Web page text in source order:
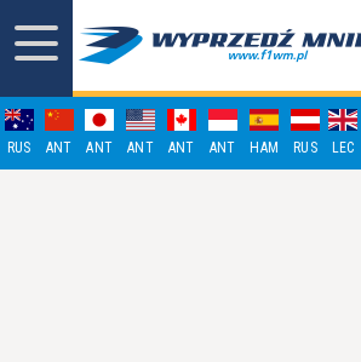
RUS ANT ANT ANT ANT ANT HAM RUS LEC